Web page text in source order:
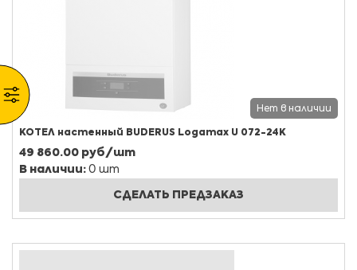
Нет в наличии
КОТЕЛ настенный BUDERUS Logamax U 072-24K
49 860.00 руб/шт
В наличии: 0 шт
СДЕЛАТЬ ПРЕДЗАКАЗ